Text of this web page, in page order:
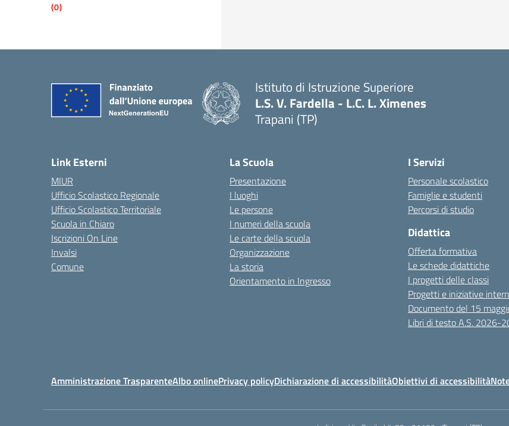
(0)
Istituto di Istruzione Superiore
L.S. V. Fardella - L.C. L. Ximenes
Trapani (TP)
Link Esterni
MIUR
Ufficio Scolastico Regionale
Ufficio Scolastico Territoriale
Scuola in Chiaro
Iscrizioni On Line
Invalsi
Comune
La Scuola
Presentazione
I luoghi
Le persone
I numeri della scuola
Le carte della scuola
Organizzazione
La storia
Orientamento in Ingresso
I Servizi
Personale scolastico
Famiglie e studenti
Percorsi di studio
Didattica
Offerta formativa
Le schede didattiche
I progetti delle classi
Progetti e iniziative
Documento del 15
Libri di testo A.S. 2026-
Amministrazione TrasparenteAlbo onlinePrivacy policyDichiarazione di accessibilitàObiettivi di accessibilità